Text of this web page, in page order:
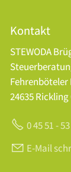
Kontakt
STEWODA
Fehrenböteler
24635
0 45 51 -
E-Mail